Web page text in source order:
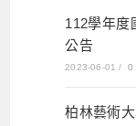
112學年度
公告
2023-06-01 / 0
柏林藝術